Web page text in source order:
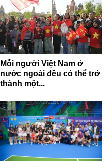
Mỗi người Việt Nam ở
nước ngoài đều có thể trở
thành một...